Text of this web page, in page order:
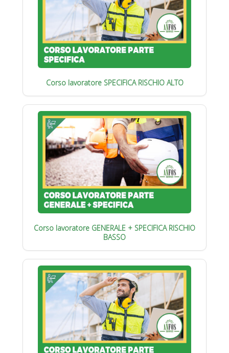
Corso lavoratore SPECIFICA RISCHIO ALTO
Corso lavoratore GENERALE + SPECIFICA RISCHIO
BASSO